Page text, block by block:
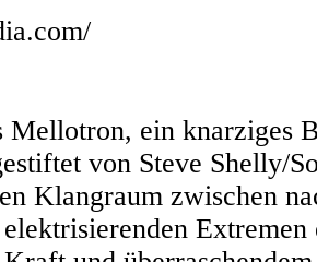
Mellotron, ein knarziges
von Steve Shelly/
Klangraum zwischen